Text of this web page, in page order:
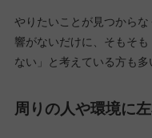
やりたいことが見つから
響がないだけに、そもそ
ない」と考えている方も多
周りの人や環境に